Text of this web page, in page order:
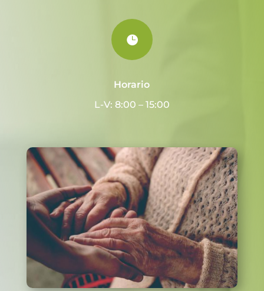

Horario
L-V: 8:00 – 15:00